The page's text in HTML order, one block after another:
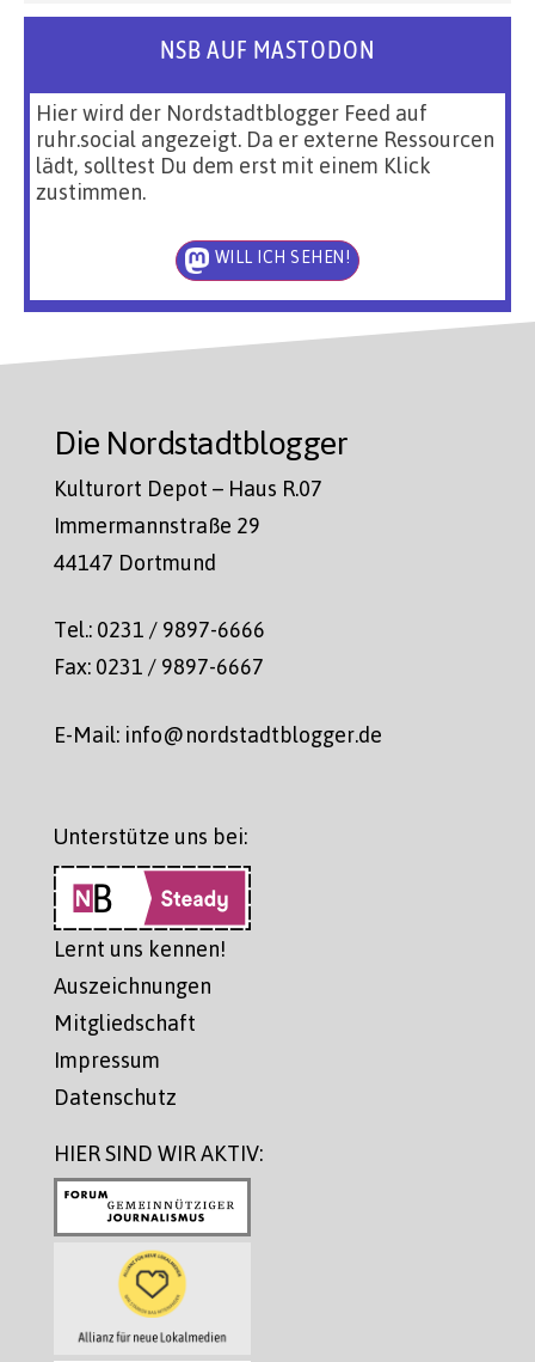
NSB AUF MASTODON
Hier wird der Nordstadtblogger Feed auf
ruhr.social angezeigt. Da er externe Ressourcen
lädt, solltest Du dem erst mit einem Klick
zustimmen.
WILL ICH SEHEN!
Die Nordstadtblogger
Kulturort Depot – Haus R.07
Immermannstraße 29
44147 Dortmund
Tel.: 0231 / 9897-6666
Fax: 0231 / 9897-6667
E-Mail: info@nordstadtblogger.de
Unterstütze uns bei:
Lernt uns kennen!
Auszeichnungen
Mitgliedschaft
Impressum
Datenschutz
HIER SIND WIR AKTIV: